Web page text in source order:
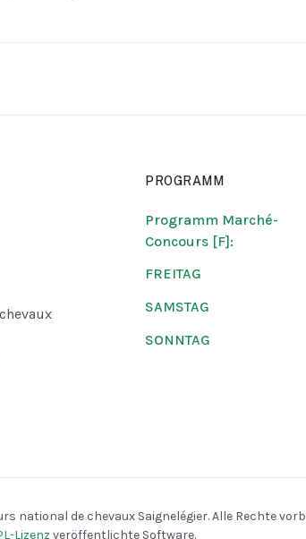
PROGRAMM
Programm Marché-
Concours [F]:
FREITAG
SAMSTAG
SONNTAG
national de chevaux Saignelégier. Alle Rechte
Lizenz veröffentlichte Software.